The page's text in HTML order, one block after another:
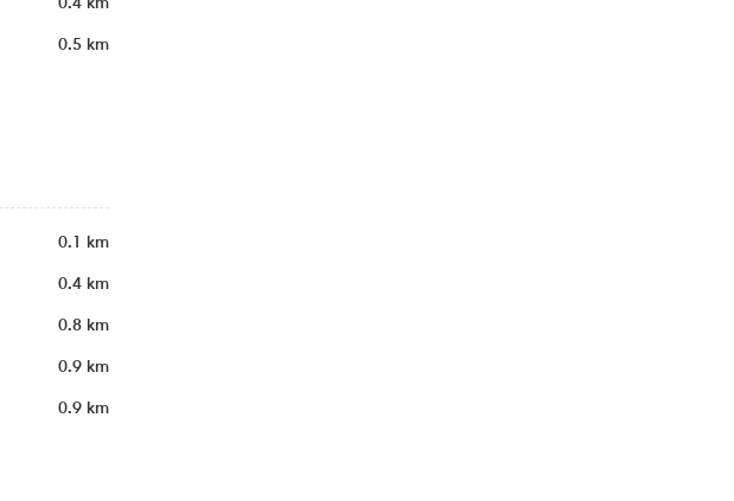
0.4 km
0.5 km
0.1 km
0.4 km
0.8 km
0.9 km
0.9 km